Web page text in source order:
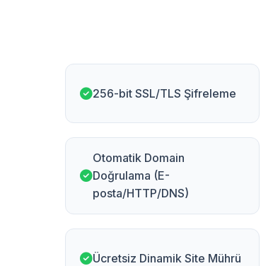
256-bit SSL/TLS Şifreleme
Otomatik Domain
Doğrulama (E-
posta/HTTP/DNS)
Ücretsiz Dinamik Site Mührü